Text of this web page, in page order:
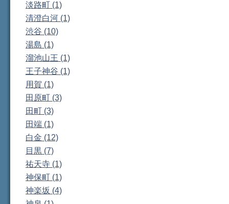
淡路町 (1)
清澄白河 (1)
渋谷 (10)
湯島 (1)
溜池山王 (1)
王子神谷 (1)
用賀 (1)
田原町 (3)
田町 (3)
田端 (1)
白金 (12)
目黒 (7)
祐天寺 (1)
神保町 (1)
神楽坂 (4)